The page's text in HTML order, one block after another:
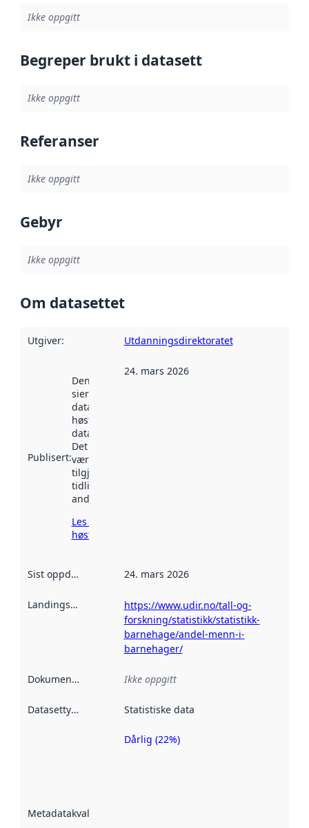
Ikke oppgitt
Begreper brukt i datasett
Ikke oppgitt
Referanser
Ikke oppgitt
Gebyr
Ikke oppgitt
Om datasettet
Utgiver: Utdanningsdirektoratet
Publisert:
Denne datoen
sier når
datasettet ble
høstet av
data.norge.no.
Det kan ha
vært
tilgjengelig
tidligere
andre steder.
Les mer om
høsting her
24. mars 2026
Sist oppdatert 24. mars 2026
Landingsside
https://www.udir.no/tall-og-
forskning/statistikk/statistikk-
barnehage/andel-menn-i-
barnehager/
Dokumentasjon Ikke oppgitt
Datasettype Statistiske data
Metadatakvalitet
Metadatakvalitet
Dårlig (22%)